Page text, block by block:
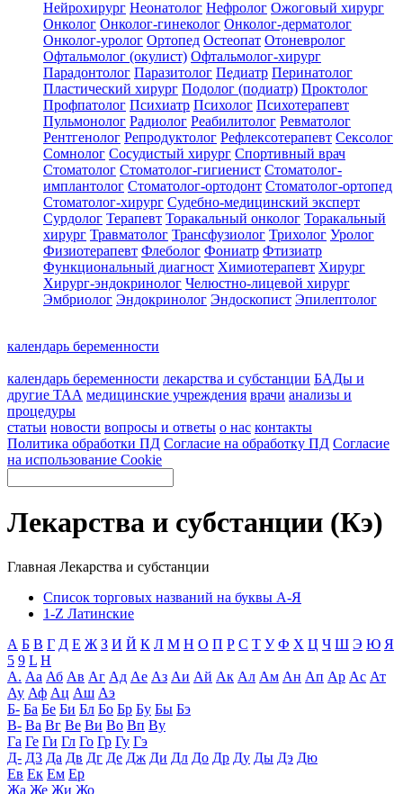
Нейрохирург Неонатолог Нефролог Ожоговый хирург
Онколог Онколог-гинеколог Онколог-дерматолог
Онколог-уролог Ортопед Остеопат Отоневролог
Офтальмолог (окулист) Офтальмолог-хирург
Парадонтолог Паразитолог Педиатр Перинатолог
Пластический хирург Подолог (подиатр) Проктолог
Профпатолог Психиатр Психолог Психотерапевт
Пульмонолог Радиолог Реабилитолог Ревматолог
Рентгенолог Репродуктолог Рефлексотерапевт Сексолог
Сомнолог Сосудистый хирург Спортивный врач
Стоматолог Стоматолог-гигиенист Стоматолог-
имплантолог Стоматолог-ортодонт Стоматолог-ортопед
Стоматолог-хирург Судебно-медицинский эксперт
Сурдолог Терапевт Торакальный онколог Торакальный
хирург Травматолог Трансфузиолог Трихолог Уролог
Физиотерапевт Флеболог Фониатр Фтизиатр
Функциональный диагност Химиотерапевт Хирург
Хирург-эндокринолог Челюстно-лицевой хирург
Эмбриолог Эндокринолог Эндоскопист Эпилептолог
календарь беременности
календарь беременности лекарства и субстанции БАДы и
другие ТАА медицинские учреждения врачи анализы и
процедуры
статьи новости вопросы и ответы о нас контакты
Политика обработки ПД Согласие на обработку ПД Согласие
на использование Cookie
Лекарства и субстанции (Кэ)
Главная Лекарства и субстанции
Список торговых названий на буквы А-Я
1-Z Латинские
А Б В Г Д Е Ж З И Й К Л М Н О П Р С Т У Ф Х Ц Ч Ш Э Ю Я
5 9 L H
А. Аа Аб Ав Аг Ад Ае Аз Аи Ай Ак Ал Ам Ан Ап Ар Ас Ат
Ау Аф Ац Аш Аэ
Б- Ба Бе Би Бл Бо Бр Бу Бы Бэ
В- Ва Вг Ве Ви Во Вп Ву
Га Ге Ги Гл Го Гр Гу Гэ
Д- Д3 Да Дв Дг Де Дж Ди Дл До Др Ду Ды Дэ Дю
Ев Ек Ем Ер
Жа Же Жи Жо